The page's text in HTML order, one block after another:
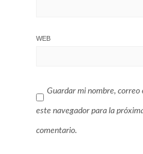
WEB
Guardar mi nombre,
este navegador para la
comentario.